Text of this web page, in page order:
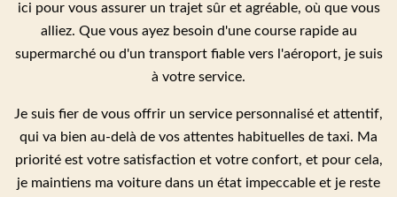
ici pour vous assurer un trajet sûr et agréable, où que vous
alliez. Que vous ayez besoin d'une course rapide au
supermarché ou d'un transport fiable vers l'aéroport, je suis
à votre service.
Je suis fier de vous offrir un service personnalisé et attentif,
qui va bien au-delà de vos attentes habituelles de taxi. Ma
priorité est votre satisfaction et votre confort, et pour cela,
je maintiens ma voiture dans un état impeccable et je reste